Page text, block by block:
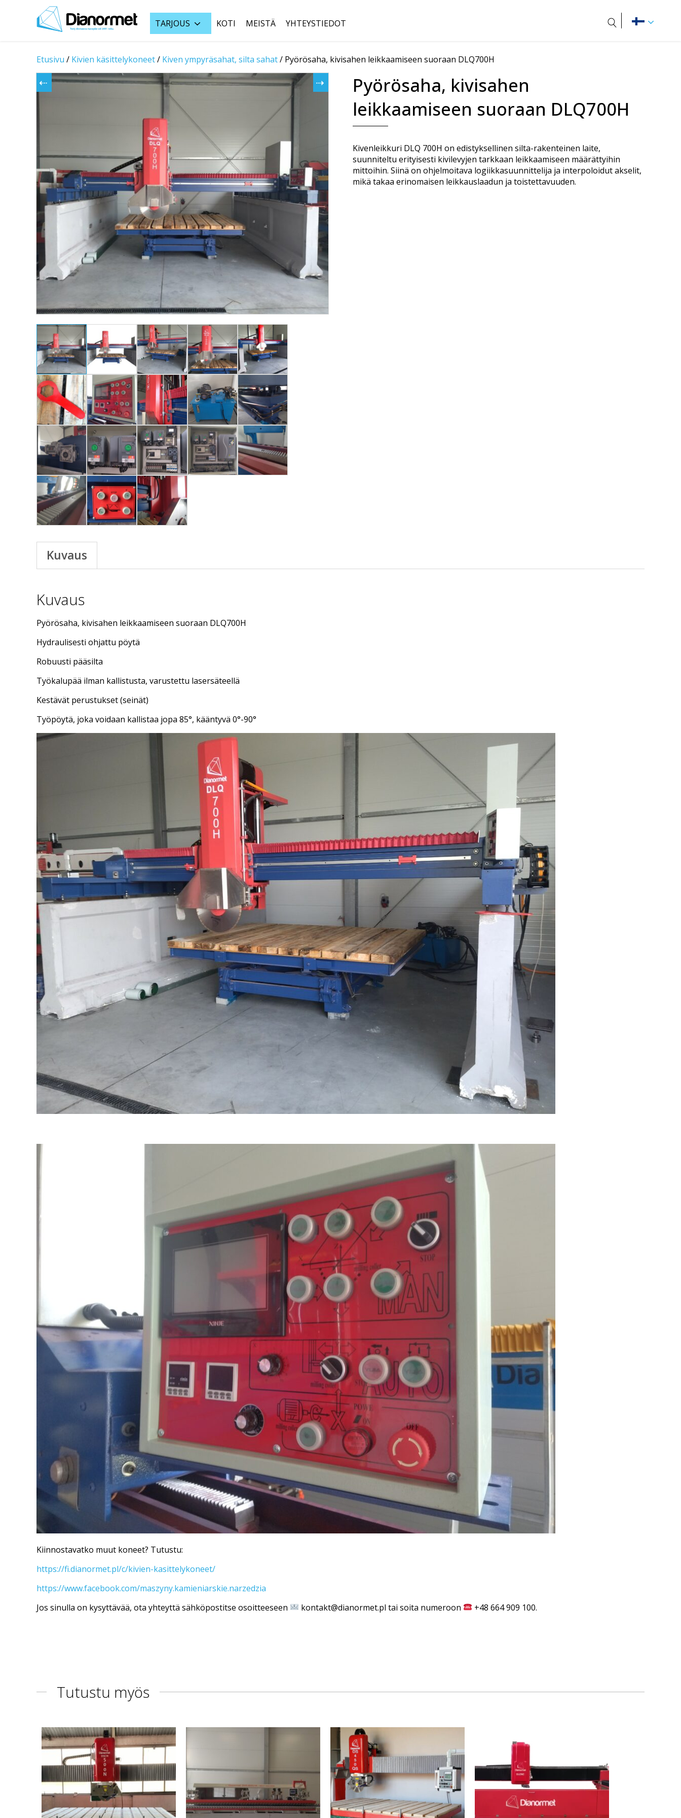
TARJOUS KOTI MEISTÄ YHTEYSTIEDOT
Etsi:
Etusivu / Kivien käsittelykoneet/ Kiven ympyräsahat, silta sahat/ Pyörösaha, kivisahen leikkaamiseen suoraan DLQ700H
Pyörösaha, kivisahen
leikkaamiseen suoraan DLQ700H
Kivenleikkuri DLQ 700H on edistyksellinen silta-rakenteinen laite,
suunniteltu erityisesti kivilevyjen tarkkaan leikkaamiseen määrättyihin
mittoihin. Siinä on ohjelmoitava logiikkasuunnittelija ja interpoloidut akselit,
mikä takaa erinomaisen leikkauslaadun ja toistettavuuden.
Kuvaus
Kuvaus
Pyörösaha, kivisahen leikkaamiseen suoraan DLQ700H
Hydraulisesti ohjattu pöytä
Robuusti pääsilta
Työkalupää ilman kallistusta, varustettu lasersäteellä
Kestävät perustukset (seinät)
Työpöytä, joka voidaan kallistaa jopa 85°, kääntyvä 0°-90°
Kiinnostavatko muut koneet? Tutustu:
https://fi.dianormet.pl/c/kivien-kasittelykoneet/
https://www.facebook.com/maszyny.kamieniarskie.narzedzia
Jos sinulla on kysyttävää, ota yhteyttä sähköpostitse osoitteeseen
kontakt@dianormet.pl tai soita numeroon +48 664 909 100.
Tutustu myös